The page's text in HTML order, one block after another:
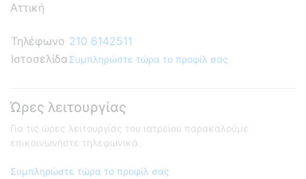
Αττική
Τηλέφωνο 210 6142511
Ιστοσελίδα Συμπληρώστε τώρα το προφίλ σας
Ώρες λειτουργίας
Για τις ώρες λειτουργίας του ιατρείου παρακαλούμε
επικοινωνήστε τηλεφωνικά.
Συμπληρώστε τώρα το προφίλ σας